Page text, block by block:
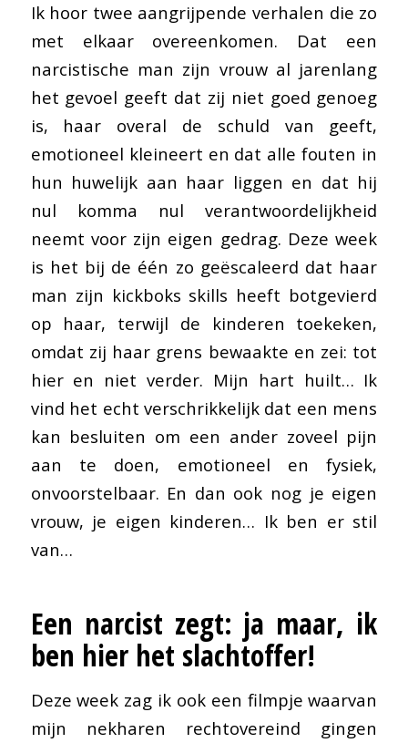
Ik hoor twee aangrijpende verhalen die zo
met elkaar overeenkomen. Dat een
narcistische man zijn vrouw al jarenlang
het gevoel geeft dat zij niet goed genoeg
is, haar overal de schuld van geeft,
emotioneel kleineert en dat alle fouten in
hun huwelijk aan haar liggen en dat hij
nul komma nul verantwoordelijkheid
neemt voor zijn eigen gedrag. Deze week
is het bij de één zo geëscaleerd dat haar
man zijn kickboks skills heeft botgevierd
op haar, terwijl de kinderen toekeken,
omdat zij haar grens bewaakte en zei: tot
hier en niet verder. Mijn hart huilt… Ik
vind het echt verschrikkelijk dat een mens
kan besluiten om een ander zoveel pijn
aan te doen, emotioneel en fysiek,
onvoorstelbaar. En dan ook nog je eigen
vrouw, je eigen kinderen… Ik ben er stil
van…
Een narcist zegt: ja maar, ik
ben hier het slachtoffer!
Deze week zag ik ook een filmpje waarvan
mijn nekharen rechtovereind gingen